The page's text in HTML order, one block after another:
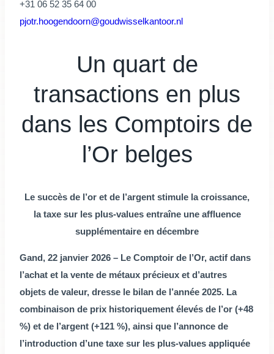
+31 06 52 35 64 00
pjotr.hoogendoorn@goudwisselkantoor.nl
Un quart de
transactions en plus
dans les Comptoirs de
l’Or belges
Le succès de l’or et de l’argent stimule la croissance,
la taxe sur les plus-values entraîne une affluence
supplémentaire en décembre
Gand, 22 janvier 2026 – Le Comptoir de l’Or, actif dans
l’achat et la vente de métaux précieux et d’autres
objets de valeur, dresse le bilan de l’année 2025. La
combinaison de prix historiquement élevés de l’or (+48
%) et de l’argent (+121 %), ainsi que l’annonce de
l’introduction d’une taxe sur les plus-values appliquée